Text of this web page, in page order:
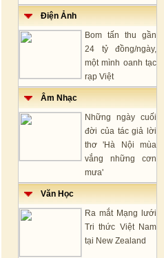
Điện Ảnh
Bom tấn thu gần
24 tỷ đồng/ngày,
một mình oanh tạc
rạp Việt
Âm Nhạc
Những ngày cuối
đời của tác giả lời
thơ 'Hà Nội mùa
vắng những cơn
mưa'
Văn Học
Ra mắt Mạng lưới
Tri thức Việt Nam
tại New Zealand